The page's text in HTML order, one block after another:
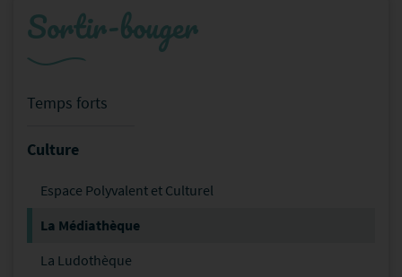
Sortir-bouger
Temps forts
Culture
Espace Polyvalent et Culturel
La Médiathèque
La Ludothèque